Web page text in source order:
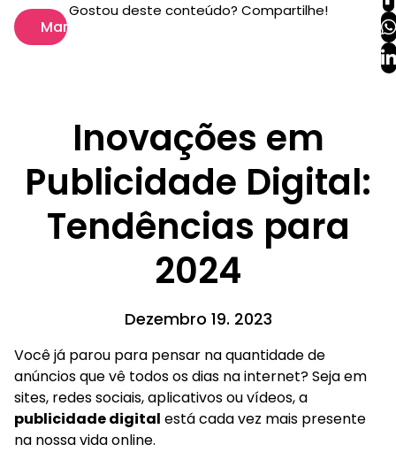
Marketing
Gostou deste conteúdo? Compartilhe!
Inovações em
Publicidade Digital:
Tendências para
2024
Dezembro 19. 2023
Você já parou para pensar na quantidade de
anúncios que vê todos os dias na internet? Seja em
sites, redes sociais, aplicativos ou vídeos, a
publicidade digital está cada vez mais presente
na nossa vida online.